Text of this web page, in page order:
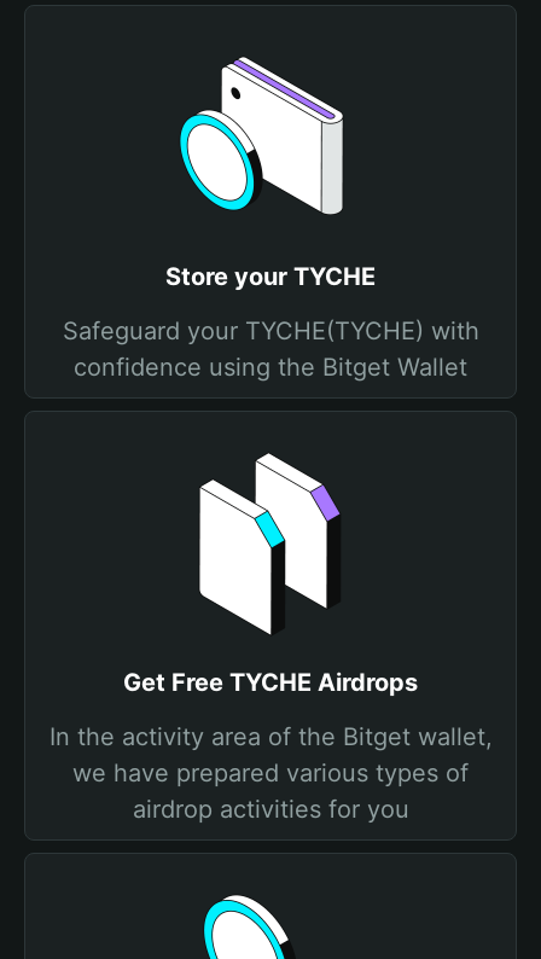
Store your TYCHE
Safeguard your TYCHE(TYCHE) with
confidence using the Bitget Wallet
Get Free TYCHE Airdrops
In the activity area of the Bitget wallet,
we have prepared various types of
airdrop activities for you